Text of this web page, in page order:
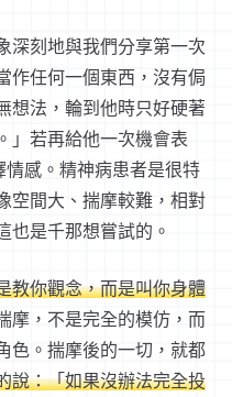
深刻地與我們分享第一次
作任何一個東西，沒有侷
想法，輪到他時只好硬著
」若再給他一次機會表
感。精神病患者是很特
空間大、揣摩較難，相對
也是千那想嘗試的。
教你觀念，而是叫你身體
摩，不是完全的模仿，而
色。揣摩後的一切，就都
說：「如果沒辦法完全投